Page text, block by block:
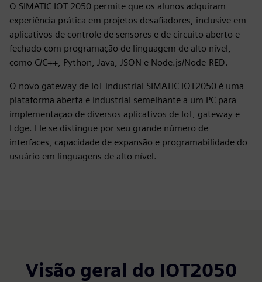
O SIMATIC IOT 2050 permite que os alunos adquiram
experiência prática em projetos desafiadores, inclusive em
aplicativos de controle de sensores e de circuito aberto e
fechado com programação de linguagem de alto nível,
como C/C++, Python, Java, JSON e Node.js/Node-RED.
O novo gateway de IoT industrial SIMATIC IOT2050 é uma
plataforma aberta e industrial semelhante a um PC para
implementação de diversos aplicativos de IoT, gateway e
Edge. Ele se distingue por seu grande número de
interfaces, capacidade de expansão e programabilidade do
usuário em linguagens de alto nível.
Visão geral do IOT2050